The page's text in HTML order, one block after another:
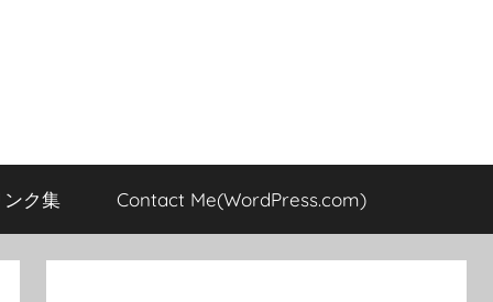
ク集 Contact Me(WordPress.com)